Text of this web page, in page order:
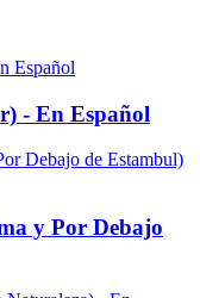
- En Español
y Por Debajo